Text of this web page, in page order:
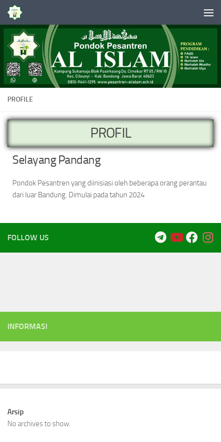
Skip to content
PROFILE
PROFIL
Selayang Pandang
Pondok Pesantren yang diinisiasi oleh beberapa orang perantau
dari luar Bandung. Dimulai pada tahun 2024
FOLLOW US
INFORMASI
Arsip
No archives to show.